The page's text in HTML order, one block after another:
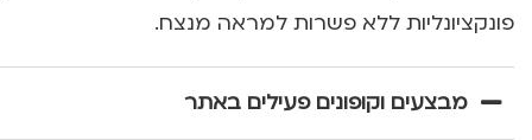
פונקציונליות ללא פשרות למראה מנצח.
מבצעים וקופונים פעילים באתר